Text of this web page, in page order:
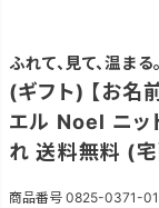
ふれて、見て、温ま
(ギフト) 【お名
エル Noel ニ
れ 送料無料 (
商品番号 0825-0371-